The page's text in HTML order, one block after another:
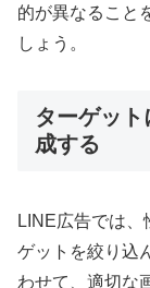
的が異なること
しょう。
ターゲッ
成する
LINE広告では
ゲットを絞り込
わせて、適切な